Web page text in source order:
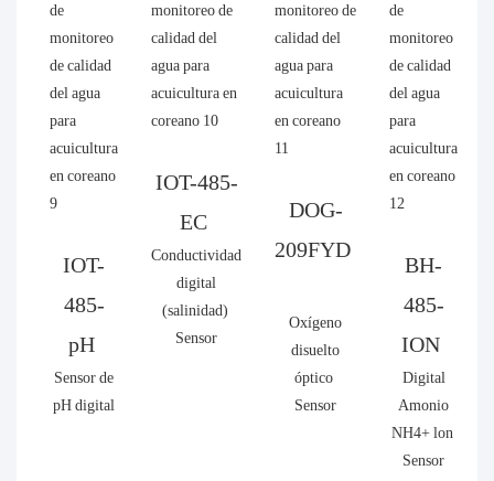
IOT-
485-
pH
Sensor de
pH digital
IOT-485-
EC
Conductividad
digital
(salinidad)
Sensor
DOG-
209FYD
Oxígeno
disuelto
óptico
Sensor
BH-
485-
ION
Digital
Amonio
NH4+ lon
Sensor